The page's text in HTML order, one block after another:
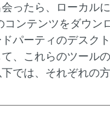
ったら、ローカル
ンテンツをダウン
パーティのデスク
、これらのツール
では、それぞれの